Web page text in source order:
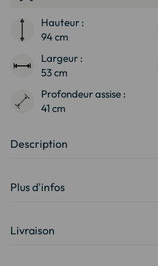
Hauteur :
94 cm
Largeur :
53 cm
Profondeur assise :
41 cm
Description
Plus d'infos
Livraison